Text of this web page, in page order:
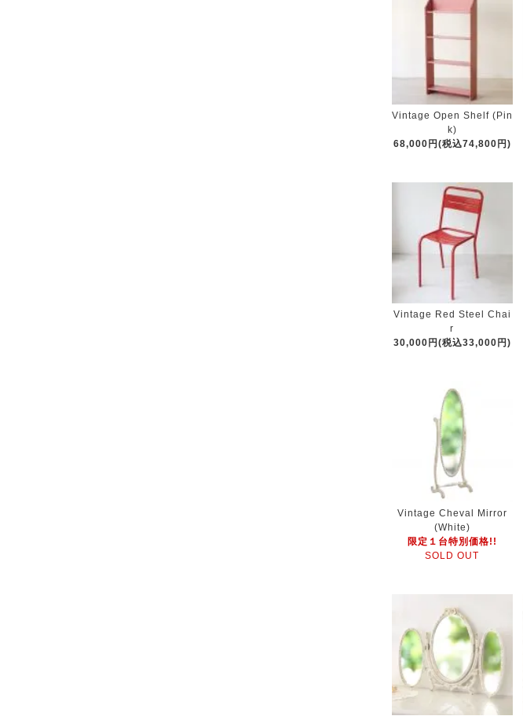
Vintage Open Shelf (Pin
k)
68,000円(税込74,800円)
Vintage Red Steel Chai
r
30,000円(税込33,000円)
Vintage Cheval Mirror
(White)
限定１台特別価格!!
SOLD OUT